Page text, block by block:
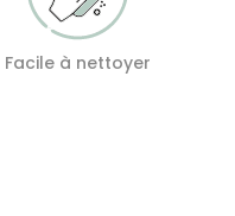
Facile à nettoyer